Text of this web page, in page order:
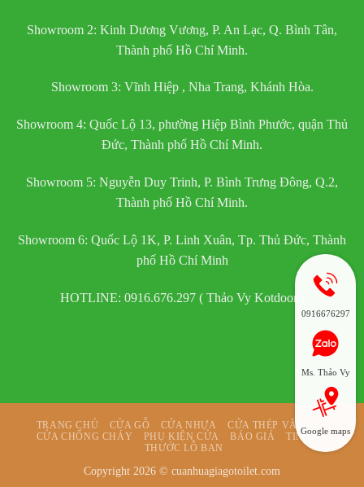
Showroom 2: Kinh Dương Vương, P. An Lạc, Q. Bình Tân,
Thành phố Hồ Chí Minh.
Showroom 3: Vĩnh Hiệp , Nha Trang, Khánh Hòa.
Showroom 4: Quốc Lộ 13, phường Hiệp Bình Phước, quận Thủ
Đức, Thành phố Hồ Chí Minh.
Showroom 5: Nguyễn Duy Trinh, P. Bình Trưng Đông, Q.2,
Thành phố Hồ Chí Minh.
Showroom 6: Quốc Lộ 1K, P. Linh Xuân, Tp. Thủ Đức, Thành
phố Hồ Chí Minh
HOTLINE: 0916.676.297 ( Thảo Vy Kotdoor )
TRANG CHỦ CỬA GỖ CỬA NHỰA
CỬA THÉP VÂN GỖ
CỬA CHỐNG CHÁY
PHỤ KIỆN CỬA BÁO GIÁ
TIN TỨC
THƯỚC LỖ BAN
Copyright 2026 © cuanhuagiagotoilet.com
0916676297
Ms. Thảo Vy
Google maps